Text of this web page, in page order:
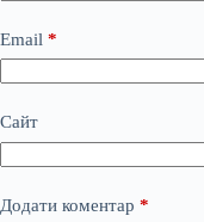
Email *
Сайт
Додати коментар *